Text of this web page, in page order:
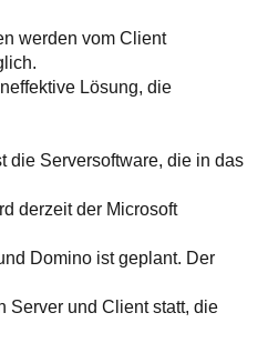
werden vom Client
Lösung, die
die Serversoftware, die in das
derzeit der Microsoft
Domino ist geplant. Der
Server und Client statt, die